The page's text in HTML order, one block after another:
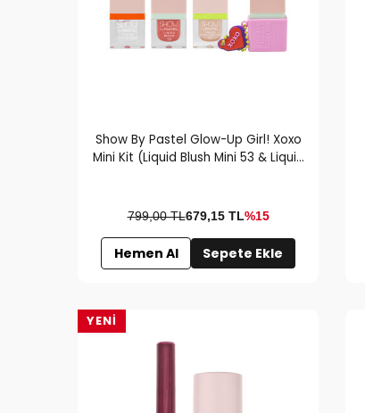
Show By Pastel Glow-Up Girl! Xoxo
Mini Kit (Liquid Blush Mini 53 & Liquid
799,00 TL679,15TL%15
Hemen Al Sepete Ekle
YENI